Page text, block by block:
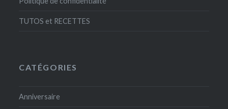
TUTOS et RECETTES
CATÉGORIES
Anniversaire